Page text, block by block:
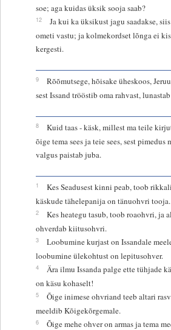
soe; aga kuidas üksik sooja saab?
12
Ja kui ka üksikust jagu saadakse,
ometi vastu; ja kolmekordset lõnga ei
kergesti.
9
Rõõmutsege, hõisake üheskoos,
sest Issand trööstib oma rahvast,
8
Kuid taas - käsk, millest ma teile
õige tema sees ja teie sees, sest
valgus paistab juba.
1
Kes Seadusest kinni peab, toob
käskude tähelepanija on tänuohvri tooja.
2
Kes heategu tasub, toob roaohvri, ja
ohverdab kiitusohvri.
3
Loobumine kurjast on Issandale
loobumine ülekohtust on lepitusohver.
4
Ära ilmu Issanda palge ette tühjade
on käsu kohaselt!
5
Õige inimese ohvriand teeb altari
meeldib Kõigekõrgemale.
6
Õige mehe ohver on armas ja tema